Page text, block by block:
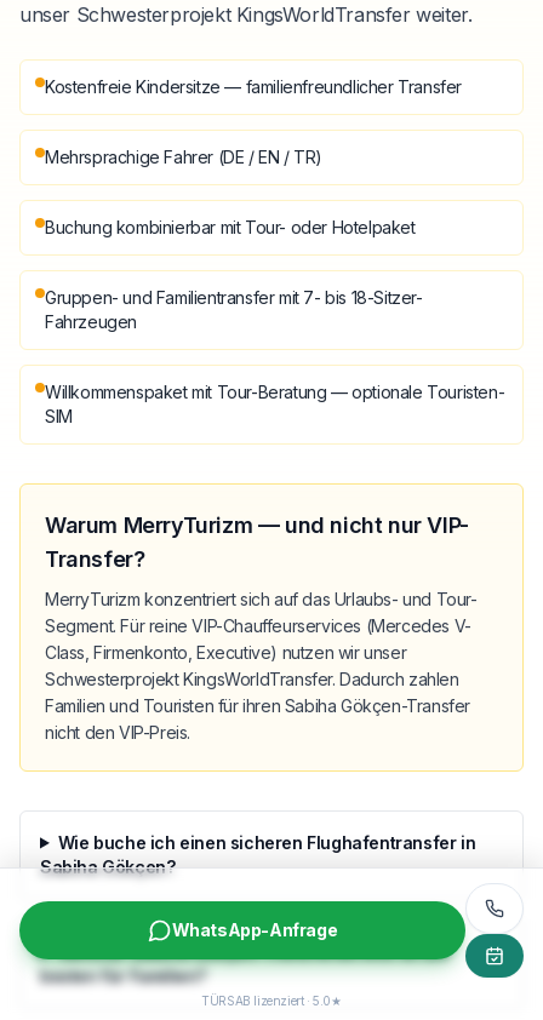
unser Schwesterprojekt KingsWorldTransfer weiter.
Kostenfreie Kindersitze — familienfreundlicher Transfer
Mehrsprachige Fahrer (DE / EN / TR)
Buchung kombinierbar mit Tour- oder Hotelpaket
Gruppen- und Familientransfer mit 7- bis 18-Sitzer-
Fahrzeugen
Willkommenspaket mit Tour-Beratung — optionale Touristen-
SIM
Warum MerryTurizm — und nicht nur VIP-
Transfer?
MerryTurizm konzentriert sich auf das Urlaubs- und Tour-
Segment. Für reine VIP-Chauffeurservices (Mercedes V-
Class, Firmenkonto, Executive) nutzen wir unser
Schwesterprojekt KingsWorldTransfer. Dadurch zahlen
Familien und Touristen für ihren Sabiha Gökçen-Transfer
nicht den VIP-Preis.
Wie buche ich einen sicheren Flughafentransfer in
Sabiha Gökçen?
besten für Familien?
WhatsApp-Anfrage
TÜRSAB lizenziert · 5.0★